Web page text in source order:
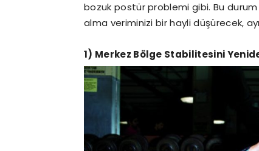
bozuk postür problemi gibi. Bu durum
alma veriminizi bir hayli düşürecek,
1) Merkez Bölge Stabilitesini